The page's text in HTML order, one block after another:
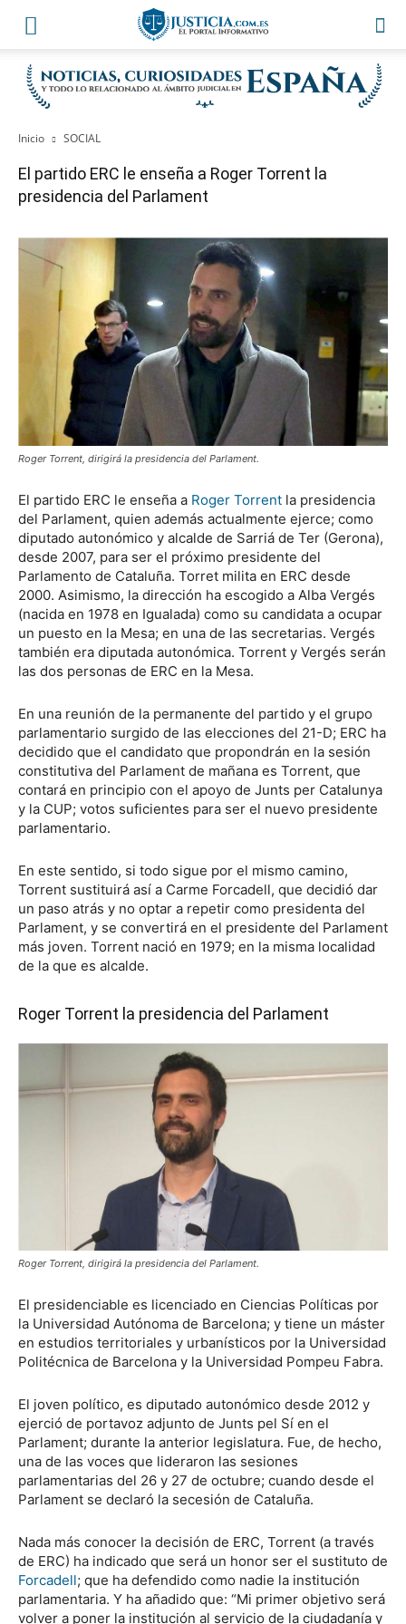
Inicio SOCIAL
El partido ERC le enseña a Roger Torrent la
presidencia del Parlament
Roger Torrent, dirigirá la presidencia del Parlament.
El partido ERC le enseña a Roger Torrent la presidencia
del Parlament, quien además actualmente ejerce; como
diputado autonómico y alcalde de Sarriá de Ter (Gerona),
desde 2007, para ser el próximo presidente del
Parlamento de Cataluña. Torret milita en ERC desde
2000. Asimismo, la dirección ha escogido a Alba Vergés
(nacida en 1978 en Igualada) como su candidata a ocupar
un puesto en la Mesa; en una de las secretarias. Vergés
también era diputada autonómica. Torrent y Vergés serán
las dos personas de ERC en la Mesa.
En una reunión de la permanente del partido y el grupo
parlamentario surgido de las elecciones del 21-D; ERC ha
decidido que el candidato que propondrán en la sesión
constitutiva del Parlament de mañana es Torrent, que
contará en principio con el apoyo de Junts per Catalunya
y la CUP; votos suficientes para ser el nuevo presidente
parlamentario.
En este sentido, si todo sigue por el mismo camino,
Torrent sustituirá así a Carme Forcadell, que decidió dar
un paso atrás y no optar a repetir como presidenta del
Parlament, y se convertirá en el presidente del Parlament
más joven. Torrent nació en 1979; en la misma localidad
de la que es alcalde.
Roger Torrent la presidencia del Parlament
Roger Torrent, dirigirá la presidencia del Parlament.
El presidenciable es licenciado en Ciencias Políticas por
la Universidad Autónoma de Barcelona; y tiene un máster
en estudios territoriales y urbanísticos por la Universidad
Politécnica de Barcelona y la Universidad Pompeu Fabra.
El joven político, es diputado autonómico desde 2012 y
ejerció de portavoz adjunto de Junts pel Sí en el
Parlament; durante la anterior legislatura. Fue, de hecho,
una de las voces que lideraron las sesiones
parlamentarias del 26 y 27 de octubre; cuando desde el
Parlament se declaró la secesión de Cataluña.
Nada más conocer la decisión de ERC, Torrent (a través
de ERC) ha indicado que será un honor ser el sustituto de
Forcadell; que ha defendido como nadie la institución
parlamentaria. Y ha añadido que: “Mi primer objetivo será
volver a poner la institución al servicio de la ciudadanía y